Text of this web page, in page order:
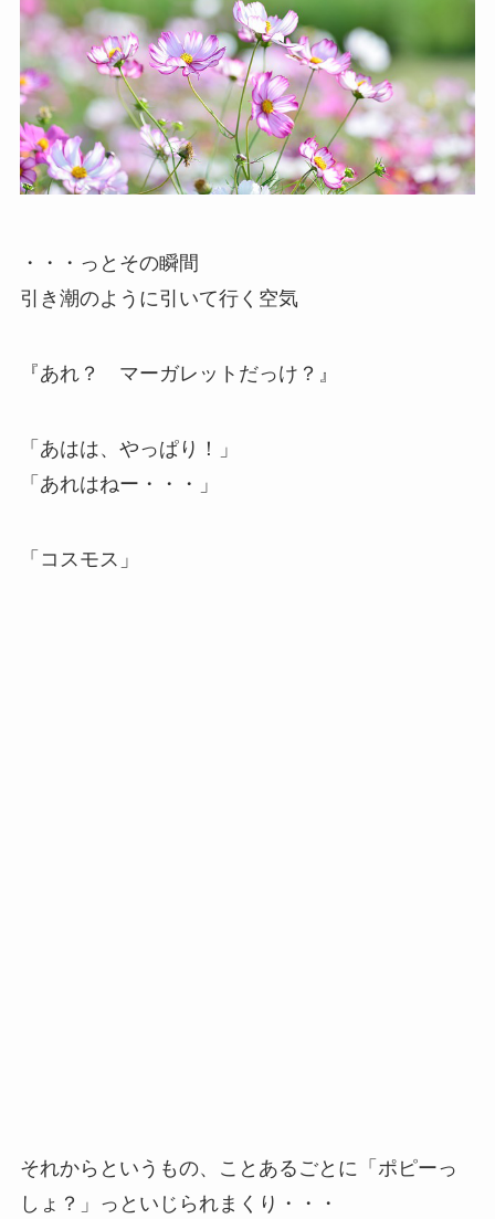
・・・っとその瞬間
引き潮のように引いて行く空気
『あれ？ マーガレットだっけ？』
「あはは、やっぱり！」
「あれはねー・・・」
「コスモス」
それからというもの、ことあるごとに「ポピーっ
しょ？」っといじられまくり・・・